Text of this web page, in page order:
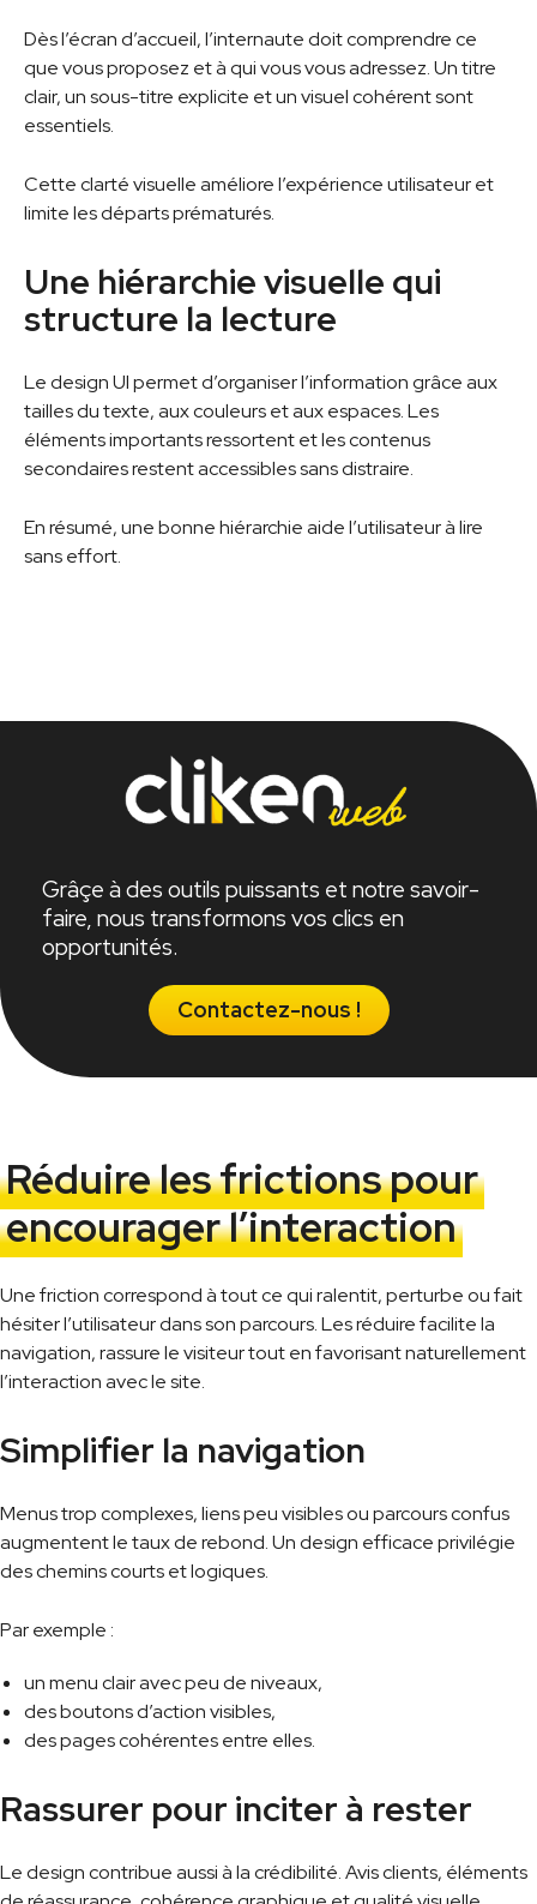
Dès l’écran d’accueil, l’internaute doit comprendre ce
que vous proposez et à qui vous vous adressez. Un titre
clair, un sous-titre explicite et un visuel cohérent sont
essentiels.
Cette clarté visuelle améliore l’expérience utilisateur et
limite les départs prématurés.
Une hiérarchie visuelle qui
structure la lecture
Le design UI permet d’organiser l’information grâce aux
tailles du texte, aux couleurs et aux espaces. Les
éléments importants ressortent et les contenus
secondaires restent accessibles sans distraire.
En résumé, une bonne hiérarchie aide l’utilisateur à lire
sans effort.
Grâçe à des outils puissants et notre savoir-
faire, nous transformons vos clics en
opportunités.
Contactez-nous !
Réduire les frictions pour
encourager l’interaction
Une friction correspond à tout ce qui ralentit, perturbe ou fait
hésiter l’utilisateur dans son parcours. Les réduire facilite la
navigation, rassure le visiteur tout en favorisant naturellement
l’interaction avec le site.
Simplifier la navigation
Menus trop complexes, liens peu visibles ou parcours confus
augmentent le taux de rebond. Un design efficace privilégie
des chemins courts et logiques.
Par exemple :
un menu clair avec peu de niveaux,
des boutons d’action visibles,
des pages cohérentes entre elles.
Rassurer pour inciter à rester
Le design contribue aussi à la crédibilité. Avis clients, éléments